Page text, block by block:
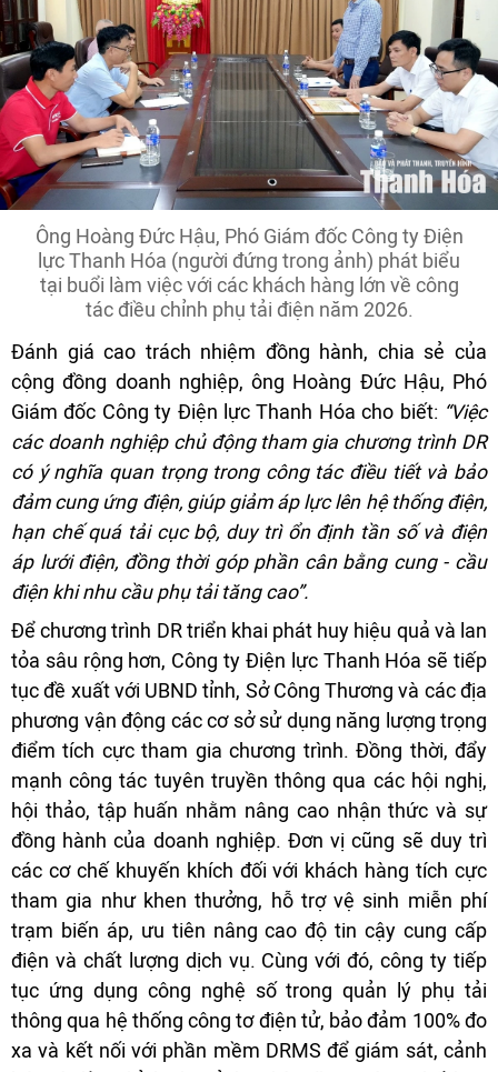
Ông Hoàng Đức Hậu, Phó Giám đốc Công ty Điện
lực Thanh Hóa (người đứng trong ảnh) phát biểu
tại buổi làm việc với các khách hàng lớn về công
tác điều chỉnh phụ tải điện năm 2026.
Đánh giá cao trách nhiệm đồng hành, chia sẻ của
cộng đồng doanh nghiệp, ông Hoàng Đức Hậu, Phó
Giám đốc Công ty Điện lực Thanh Hóa cho biết: “Việc
các doanh nghiệp chủ động tham gia chương trình DR
có ý nghĩa quan trọng trong công tác điều tiết và bảo
đảm cung ứng điện, giúp giảm áp lực lên hệ thống điện,
hạn chế quá tải cục bộ, duy trì ổn định tần số và điện
áp lưới điện, đồng thời góp phần cân bằng cung - cầu
điện khi nhu cầu phụ tải tăng cao”.
Để chương trình DR triển khai phát huy hiệu quả và lan
tỏa sâu rộng hơn, Công ty Điện lực Thanh Hóa sẽ tiếp
tục đề xuất với UBND tỉnh, Sở Công Thương và các địa
phương vận động các cơ sở sử dụng năng lượng trọng
điểm tích cực tham gia chương trình. Đồng thời, đẩy
mạnh công tác tuyên truyền thông qua các hội nghị,
hội thảo, tập huấn nhằm nâng cao nhận thức và sự
đồng hành của doanh nghiệp. Đơn vị cũng sẽ duy trì
các cơ chế khuyến khích đối với khách hàng tích cực
tham gia như khen thưởng, hỗ trợ vệ sinh miễn phí
trạm biến áp, ưu tiên nâng cao độ tin cậy cung cấp
điện và chất lượng dịch vụ. Cùng với đó, công ty tiếp
tục ứng dụng công nghệ số trong quản lý phụ tải
thông qua hệ thống công tơ điện tử, bảo đảm 100% đo
xa và kết nối với phần mềm DRMS để giám sát, cảnh